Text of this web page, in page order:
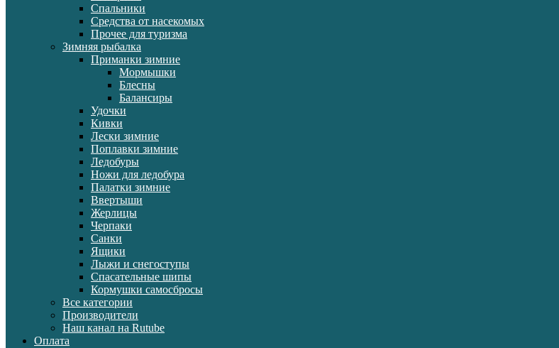
Спальники
Средства от насекомых
Прочее для туризма
Зимняя рыбалка
Приманки зимние
Мормышки
Блесны
Балансиры
Удочки
Кивки
Лески зимние
Поплавки зимние
Ледобуры
Ножи для ледобура
Палатки зимние
Ввертыши
Жерлицы
Черпаки
Санки
Ящики
Лыжи и снегоступы
Спасательные шипы
Кормушки самосбросы
Все категории
Производители
Наш канал на Rutube
Оплата